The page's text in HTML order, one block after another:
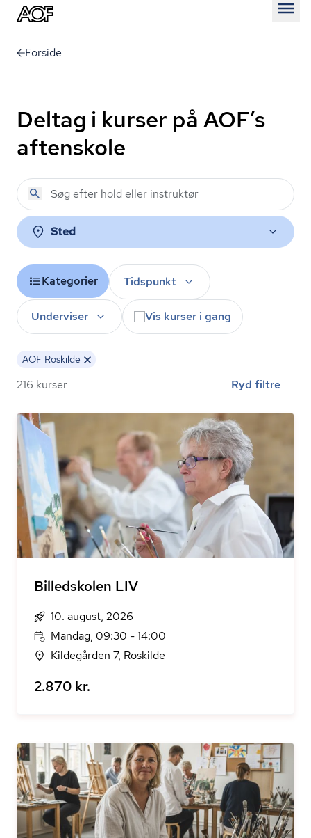
Forside
Deltag i kurser på AOF’s
aftenskole
Sted
Kategorier Tidspunkt
Underviser Vis kurser i gang
AOF Roskilde
216 kurser Ryd filtre
Billedskolen LIV
10. august, 2026
Mandag, 09:30 - 14:00
Kildegården 7, Roskilde
2.870 kr.